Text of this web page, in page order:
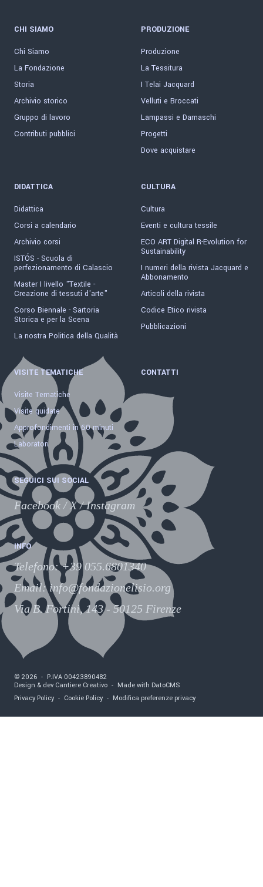
CHI SIAMO
Chi Siamo
La Fondazione
Storia
Archivio storico
Gruppo di lavoro
Contributi pubblici
PRODUZIONE
Produzione
La Tessitura
I Telai Jacquard
Velluti e Broccati
Lampassi e Damaschi
Progetti
Dove acquistare
DIDATTICA
Didattica
Corsi a calendario
Archivio corsi
ISTÓS - Scuola di
perfezionamento di Calascio
Master I livello "Textile -
Creazione di tessuti d'arte"
Corso Biennale - Sartoria
Storica e per la Scena
La nostra Politica della Qualità
CULTURA
Cultura
Eventi e cultura tessile
ECO ART Digital R-Evolution for
Sustainability
I numeri della rivista Jacquard e
Abbonamento
Articoli della rivista
Codice Etico rivista
Pubblicazioni
VISITE TEMATICHE
Visite Tematiche
Visite guidate
Approfondimenti in 60 minuti
Laboratori
CONTATTI
SEGUICI SUI SOCIAL
Facebook /X/Instagram
INFO
Telefono:+39 055.6801340
Email:info@fondazionelisio.org
Via B. Fortini, 143 - 50125 Firenze
© 2026 - P.IVA 00423890482
Design & dev Cantiere Creativo - Made with DatoCMS
Privacy Policy - Cookie Policy - Modifica preferenze privacy